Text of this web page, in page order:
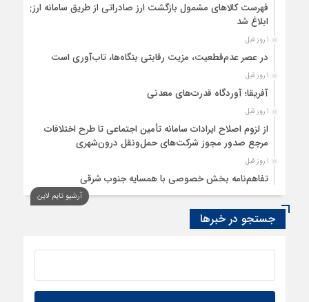
فهرست کالاهای مشمول بازگشت ارز صادراتی از طریق سامانه ارزی
ابلاغ شد
1 روز قبل
در عصر عدم‌قطعیت، مزیت رقابتی بنگاه‌ها، تاب‌آوری است
1 روز قبل
آفریقا؛ آوردگاه قدرت‌های معدنی
1 روز قبل
از لزوم اصلاح ایرادات سامانه تأمین اجتماعی تا طرح اختلافات
مرجع صدور مجوز شرکت‌های حمل‌ونقل درون‌شهری
1 روز قبل
تفاهم‌نامه بخش خصوصی با همسایه جنوب شرقی
1 روز قبل
سود اقتصاد‌ها از هوش مصنوعی
آرشیو تایم لاین
جستجو در خبرها